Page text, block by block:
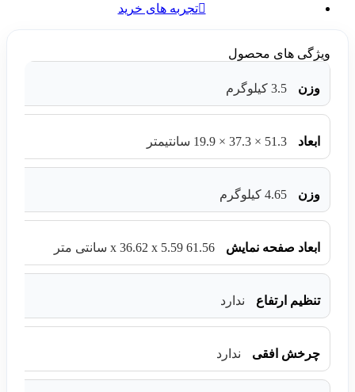
تجربه های خرید
ویژگی های محصول
وزن 3.5 کیلوگرم
ابعاد 51.3 × 37.3 × 19.9 سانتیمتر
وزن 4.65 کیلوگرم
ابعاد صفحه نمایش 61.56 x 36.62 x 5.59 سانتی متر
تنظیم ارتفاع ندارد
چرخش افقی ندارد